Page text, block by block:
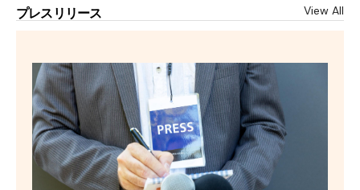
プレスリリース View All